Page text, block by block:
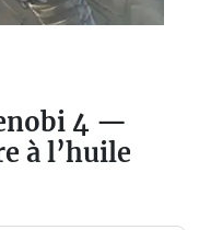
4 —
à l’huile